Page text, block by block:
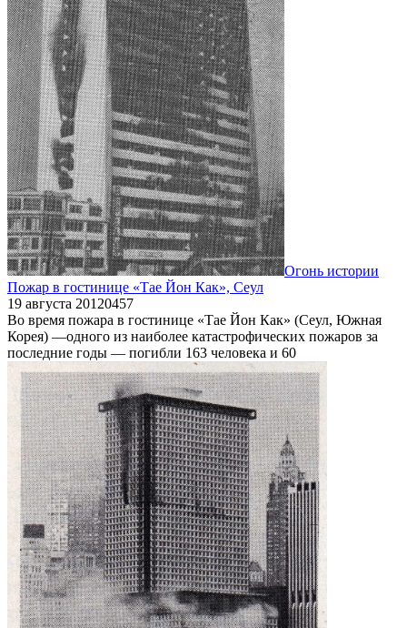
Огонь истории
Пожар в гостинице «Тае Йон Как», Сеул
19 августа 20120457
Во время пожара в гостинице «Тае Йон Как» (Сеул, Южная
Корея) —одного из наиболее катастрофических пожаров за
последние годы — погибли 163 человека и 60